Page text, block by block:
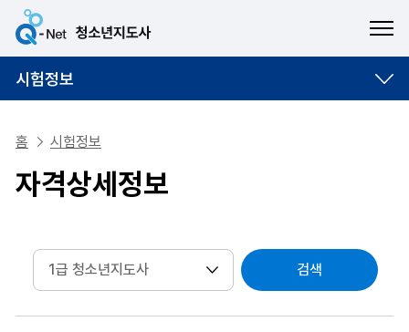
시험정보
홈 시험정보
자격상세정보
검색